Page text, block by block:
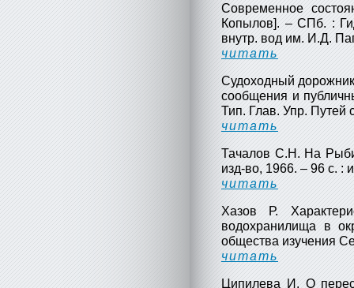
Современное
Копылов]. – СПб. :
внутр. вод им. И.Д.
читать
Судоходный
сообщения и
Тип. Глав. Упр. Путей
читать
Тачалов С.Н. На
изд-во, 1966. – 96 с. :
читать
Хазов Р.
водохранилища в
общества изучения
читать
Ципилева И. О